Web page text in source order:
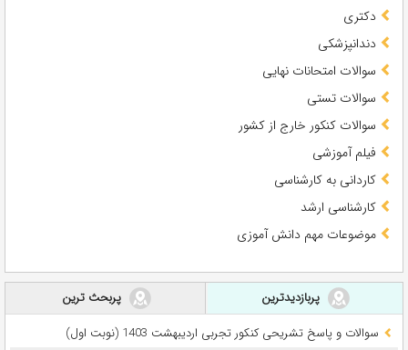
دکتری
دندانپزشکی
سوالات امتحانات نهایی
سوالات تستی
سوالات کنکور خارج از کشور
فیلم آموزشی
کاردانی به کارشناسی
کارشناسی ارشد
موضوعات مهم دانش آموزی
پربازدیدترین
پربحث ترین
سوالات و پاسخ تشریحی کنکور تجربی اردیبهشت 1403 (نوبت اول)